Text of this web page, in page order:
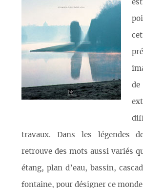
travaux. Dans les légendes
retrouve des mots aussi variés
étang, plan d’eau, bassin,
fontaine, pour désigner ce